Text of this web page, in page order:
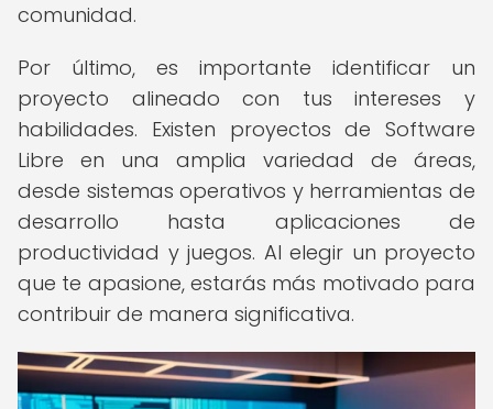
comunidad.
Por último, es importante identificar un
proyecto alineado con tus intereses y
habilidades. Existen proyectos de Software
Libre en una amplia variedad de áreas,
desde sistemas operativos y herramientas de
desarrollo hasta aplicaciones de
productividad y juegos. Al elegir un proyecto
que te apasione, estarás más motivado para
contribuir de manera significativa.